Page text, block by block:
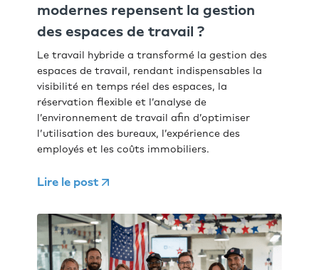
modernes repensent la gestion
des espaces de travail ?
Le travail hybride a transformé la gestion des
espaces de travail, rendant indispensables la
visibilité en temps réel des espaces, la
réservation flexible et l’analyse de
l’environnement de travail afin d’optimiser
l’utilisation des bureaux, l’expérience des
employés et les coûts immobiliers.
Lire le post